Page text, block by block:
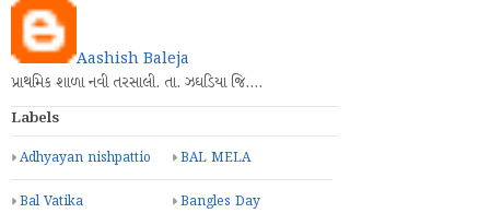
Aashish Baleja
પ્રાથમિક શાળા નવી તરસાલી. તા. ઝઘડિયા જિ.…
Labels
Adhyayan nishpattio BAL MELA
Bal Vatika Bangles Day